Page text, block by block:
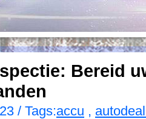
Bereid
/ Tags:accu ,